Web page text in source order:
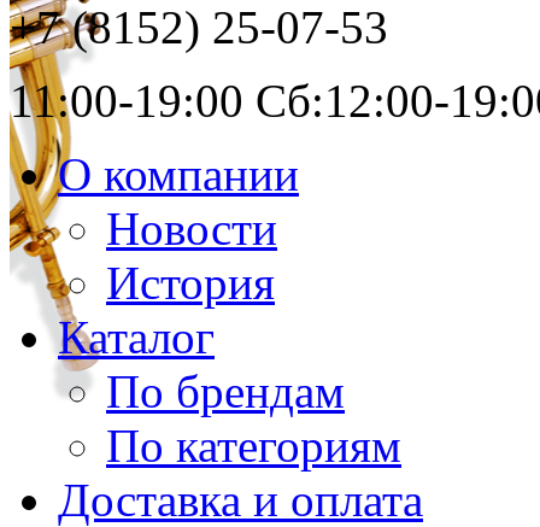
+7 (8152) 25-07-53
11:00-19:00 Сб:12:00-
О компании
Новости
История
Каталог
По брендам
По категориям
Доставка и оплата